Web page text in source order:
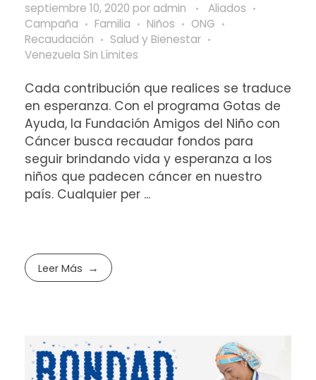
septiembre 10, 2020 por admin
Aliados
Campaña
Familia Niños
ONG
Recaudación
Salud y Bienestar
Venezuela Sin Límites
Cada contribución que realices se traduce
en esperanza. Con el programa Gotas de
Ayuda, la Fundación Amigos del Niño con
Cáncer busca recaudar fondos para
seguir brindando vida y esperanza a los
niños que padecen cáncer en nuestro
país. Cualquier per ...
Leer Más